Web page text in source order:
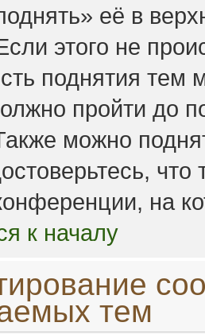
её в
этого не
поднятия тем
пройти до
можно
на
к началу
тем